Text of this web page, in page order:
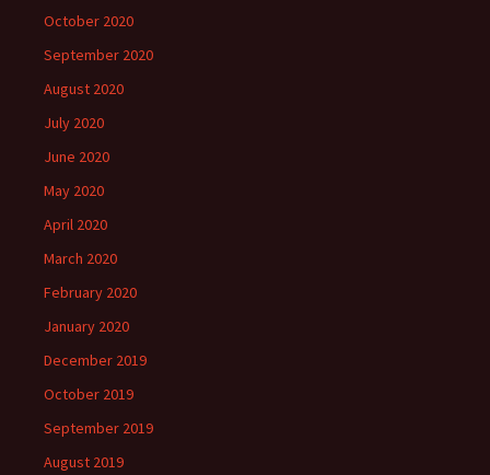
October 2020
September 2020
August 2020
July 2020
June 2020
May 2020
April 2020
March 2020
February 2020
January 2020
December 2019
October 2019
September 2019
August 2019